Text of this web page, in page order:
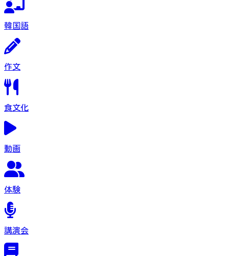
韓国語
作文
食文化
動画
体験
講演会